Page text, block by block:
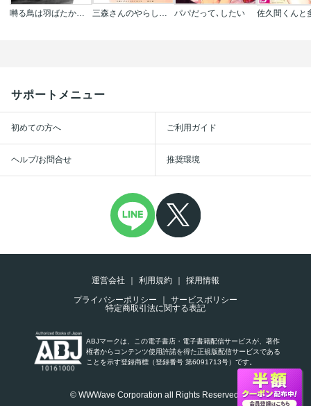
囀る鳥は羽ばたかない 三森さんのやらしいおくち【単行本版/電子限定おまけ付き】 パパだって､したい
サポートメニュー
初めての方へ ご利用ガイド
ヘルプ/お問合せ 推奨環境
運営会社 利用規約
採用情報
プライバシーポリシー
サービスポリシー
特定商取引法に関する表記
ABJマークは、この電子書店・電子書籍配信サービスが、著作
権者からコンテンツ使用許諾を得た正規版配信サービスである
ことを示す登録商標（登録番号 第6091713号）です。
© WWWave Corporation all Rights Reserved.